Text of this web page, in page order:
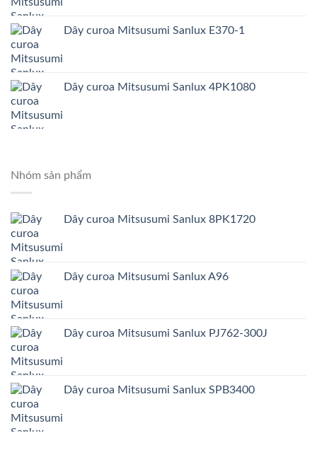
Dây curoa Mitsusumi Sanlux E370-1
Dây curoa Mitsusumi Sanlux 4PK1080
Nhóm sản phẩm
Dây curoa Mitsusumi Sanlux 8PK1720
Dây curoa Mitsusumi Sanlux A96
Dây curoa Mitsusumi Sanlux PJ762-300J
Dây curoa Mitsusumi Sanlux SPB3400